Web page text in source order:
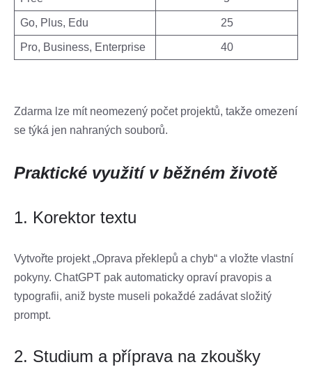
Go, Plus, Edu 25
Pro, Business, Enterprise 40
Zdarma lze mít neomezený počet projektů, takže omezení
se týká jen nahraných souborů.
Praktické využití v běžném životě
1. Korektor textu
Vytvořte projekt „Oprava překlepů a chyb“ a vložte vlastní
pokyny. ChatGPT pak automaticky opraví pravopis a
typografii, aniž byste museli pokaždé zadávat složitý
prompt.
2. Studium a příprava na zkoušky